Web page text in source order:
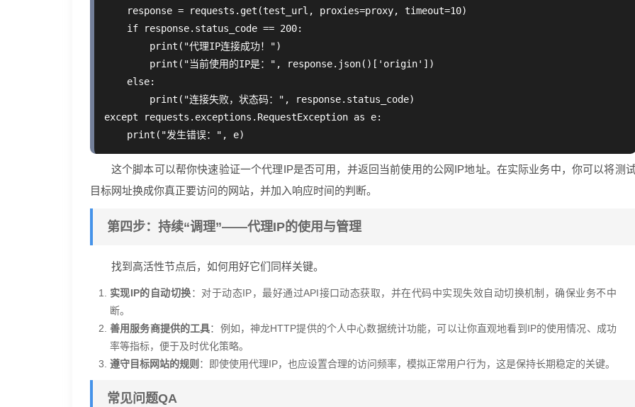
    response = requests.get(test_url, proxies=proxy, timeout=10)
    if response.status_code == 200:
        print("代理IP连接成功！")
        print("当前使用的IP是：", response.json()['origin'])
    else:
        print("连接失败，状态码：", response.status_code)
except requests.exceptions.RequestException as e:
这个脚本可以帮你快速验证一个代理IP是否可用，并返回当前使用的公网IP地址。在实际业务中，你可以将测
目标网址换成你真正要访问的网站，并加入响应时间的判断。
第四步：持续“调理”——代理IP的使用与管理
找到高活性节点后，如何用好它们同样关键。
实现IP的自动切换：对于动态IP，最好通过API接口动态获取，并在代码中实现失效自动切换机制，确保业务不中
断。
善用服务商提供的工具：例如，神龙HTTP提供的个人中心数据统计功能，可以让你直观地看到IP的使用情况、成功
率等指标，便于及时优化策略。
遵守目标网站的规则 ：即使使用代理IP，也应设置合理的访问频率，模拟正常用户行为，这是保持长期稳定的关键。
常见问题QA